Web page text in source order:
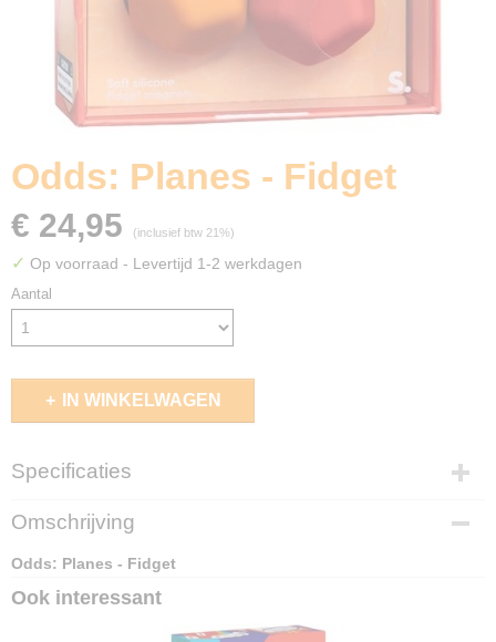
Odds: Planes - Fidget
€ 24,95 (inclusief btw 21%)
✓ Op voorraad - Levertijd 1-2 werkdagen
Aantal
IN WINKELWAGEN
Specificaties
EAN code
850073566312
Omschrijving
Odds: Planes - Fidget
Ook interessant